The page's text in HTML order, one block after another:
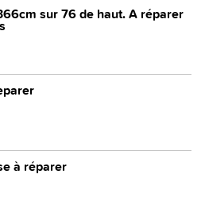
sur 76 de haut. A réparer
à réparer